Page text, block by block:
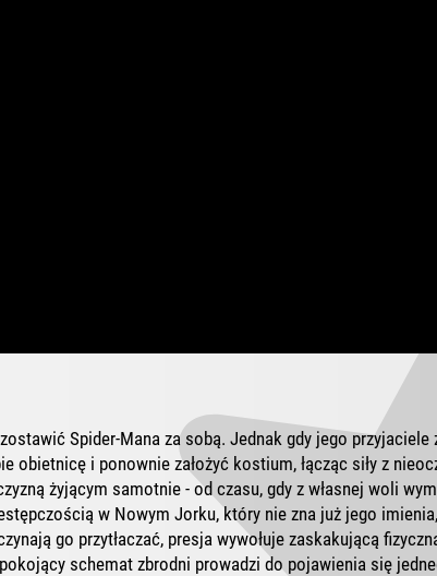
Spider-Mana za sobą. Jednak gdy jego przyjaciele
obietnicę i ponownie założyć kostium, łącząc siły z
żyjącym samotnie - od czasu, gdy z własnej woli
w Nowym Jorku, który nie zna już jego
go przytłaczać, presja wywołuje zaskakującą
schemat zbrodni prowadzi do pojawienia się